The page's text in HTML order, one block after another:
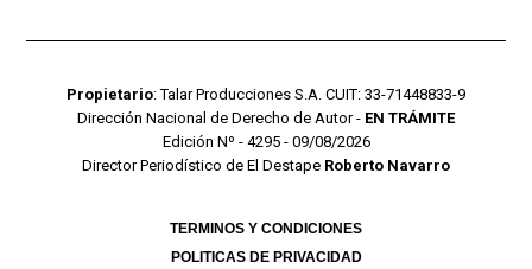
Propietario: Talar Producciones S.A. CUIT: 33-71448833-9
Dirección Nacional de Derecho de Autor - EN TRÁMITE
Edición Nº - 4295 - 09/08/2026
Director Periodístico de El Destape Roberto Navarro
TERMINOS Y CONDICIONES
POLITICAS DE PRIVACIDAD